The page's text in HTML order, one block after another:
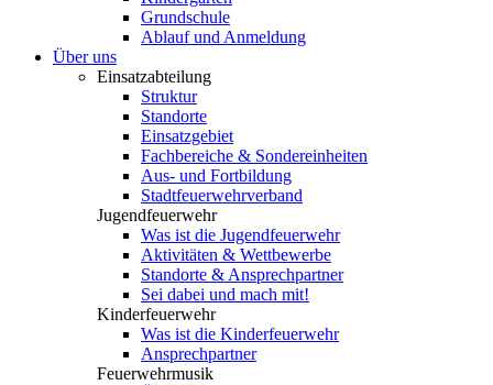
Grundschule
Ablauf und Anmeldung
Über uns
Einsatzabteilung
Struktur
Standorte
Einsatzgebiet
Fachbereiche & Sondereinheiten
Aus- und Fortbildung
Stadtfeuerwehrverband
Jugendfeuerwehr
Was ist die Jugendfeuerwehr
Aktivitäten & Wettbewerbe
Standorte & Ansprechpartner
Sei dabei und mach mit!
Kinderfeuerwehr
Was ist die Kinderfeuerwehr
Ansprechpartner
Feuerwehrmusik